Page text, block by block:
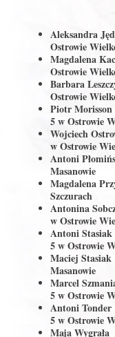
Aleksandra
Ostrowie
Magdalena
Ostrowie
Barbara
Ostrowie
Piotr
5 w Ostrowie
Wojciech
w Ostrowie
Antoni
Masanowie
Magdalena
Szczurach
Antonina
w Ostrowie
Antoni
5 w Ostrowie
Maciej
Masanowie
Marcel
5 w Ostrowie
Antoni
5 w Ostrowie
Maja